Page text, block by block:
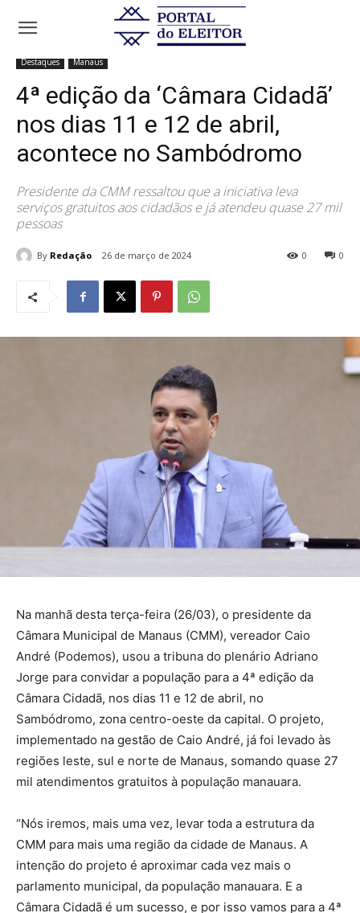
Início
4ª edição da ‘Câmara Cidadã’ nos dias 11 e 12 de
abril,...
Destaques Manaus
4ª edição da ‘Câmara Cidadã’
nos dias 11 e 12 de abril,
acontece no Sambódromo
Presidente da CMM ressaltou que a iniciativa leva
serviços gratuitos aos cidadãos e já atendeu quase 27 mil
pessoas
By Redação 26 de março de 2024 0
0
Na manhã desta terça-feira (26/03), o presidente da
Câmara Municipal de Manaus (CMM), vereador Caio
André (Podemos), usou a tribuna do plenário Adriano
Jorge para convidar a população para a 4ª edição da
Câmara Cidadã, nos dias 11 e 12 de abril, no
Sambódromo, zona centro-oeste da capital. O projeto,
implementado na gestão de Caio André, já foi levado às
regiões leste, sul e norte de Manaus, somando quase 27
mil atendimentos gratuitos à população manauara.
“Nós iremos, mais uma vez, levar toda a estrutura da
CMM para mais uma região da cidade de Manaus. A
intenção do projeto é aproximar cada vez mais o
parlamento municipal, da população manauara. E a
Câmara Cidadã é um sucesso, e por isso vamos para a 4ª